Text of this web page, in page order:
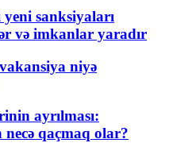
yeni sanksiyaları
və imkanlar yaradır
niyə
ayrılması:
qaçmaq olar?